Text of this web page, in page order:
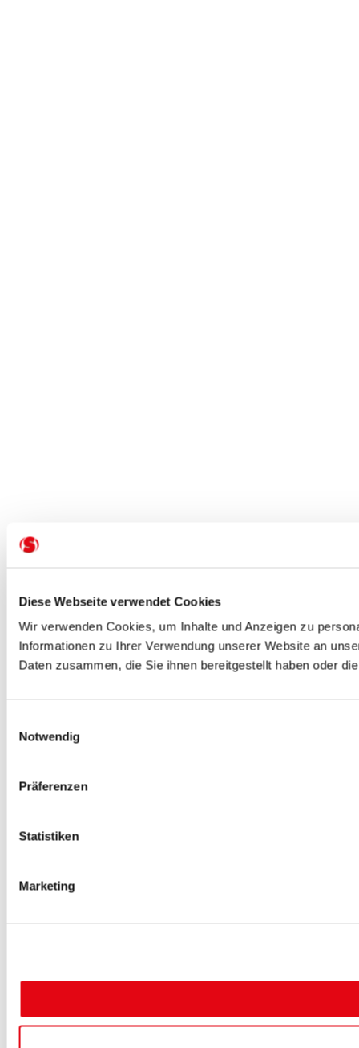
Diese Webseite verwendet Cookies
Wir verwenden Cookies, um Inhalte und Anzeigen zu
Informationen zu Ihrer Verwendung unserer Website an
Daten zusammen, die Sie ihnen bereitgestellt haben oder
Notwendig
Präferenzen
Statistiken
Marketing